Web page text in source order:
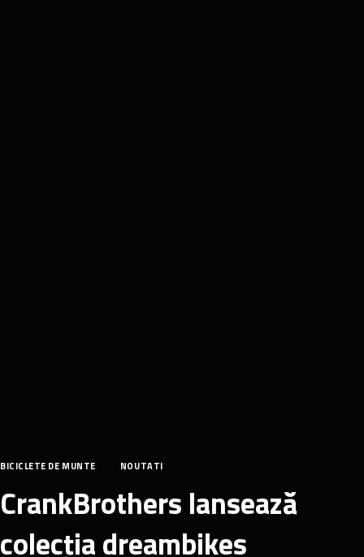
BICICLETE DE MUNTE NOUTATI
CrankBrothers lansează
colecția dreambikes